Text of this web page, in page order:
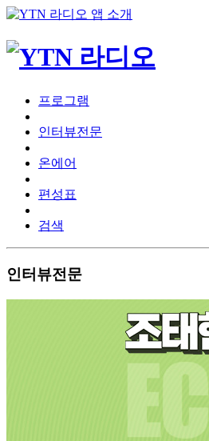
프로그램
인터뷰전문
온에어
편성표
검색
인터뷰전문